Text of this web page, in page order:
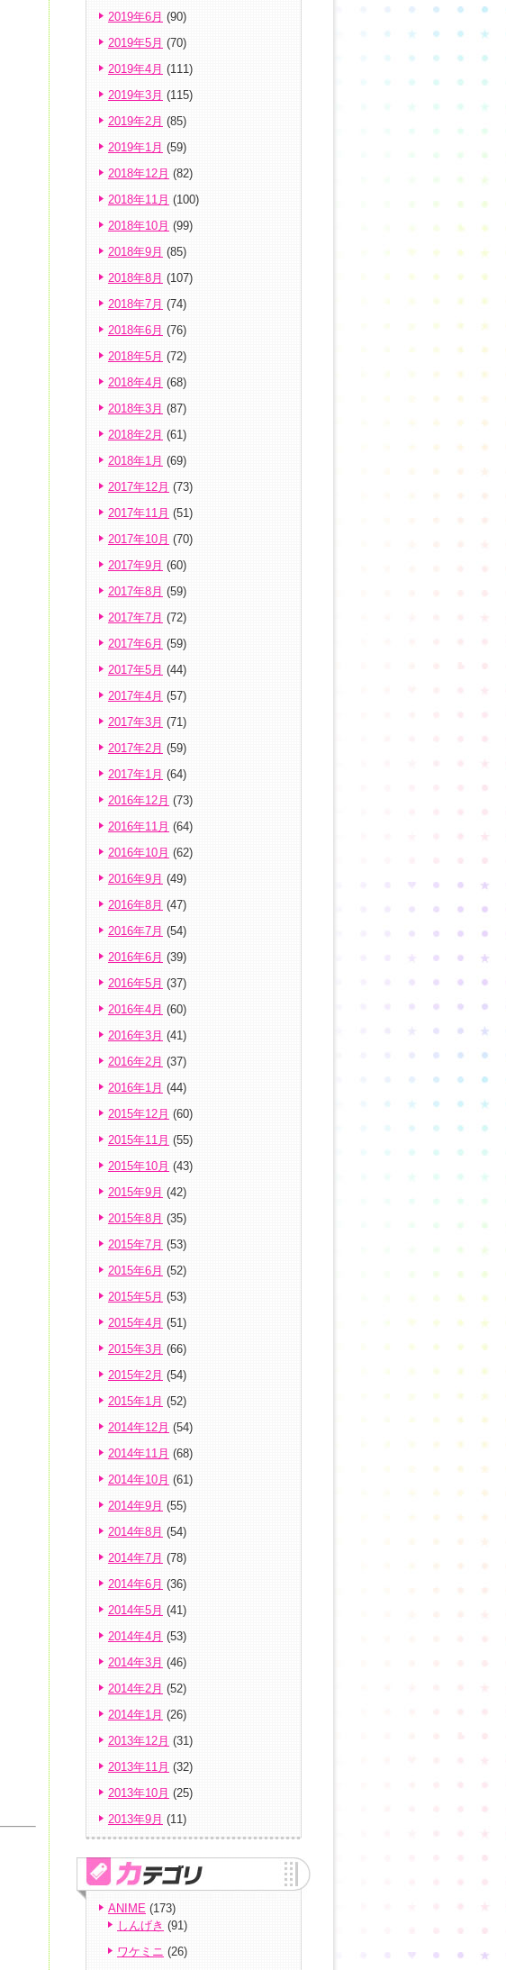
2019年6月 (90)
2019年5月 (70)
2019年4月 (111)
2019年3月 (115)
2019年2月 (85)
2019年1月 (59)
2018年12月 (82)
2018年11月 (100)
2018年10月 (99)
2018年9月 (85)
2018年8月 (107)
2018年7月 (74)
2018年6月 (76)
2018年5月 (72)
2018年4月 (68)
2018年3月 (87)
2018年2月 (61)
2018年1月 (69)
2017年12月 (73)
2017年11月 (51)
2017年10月 (70)
2017年9月 (60)
2017年8月 (59)
2017年7月 (72)
2017年6月 (59)
2017年5月 (44)
2017年4月 (57)
2017年3月 (71)
2017年2月 (59)
2017年1月 (64)
2016年12月 (73)
2016年11月 (64)
2016年10月 (62)
2016年9月 (49)
2016年8月 (47)
2016年7月 (54)
2016年6月 (39)
2016年5月 (37)
2016年4月 (60)
2016年3月 (41)
2016年2月 (37)
2016年1月 (44)
2015年12月 (60)
2015年11月 (55)
2015年10月 (43)
2015年9月 (42)
2015年8月 (35)
2015年7月 (53)
2015年6月 (52)
2015年5月 (53)
2015年4月 (51)
2015年3月 (66)
2015年2月 (54)
2015年1月 (52)
2014年12月 (54)
2014年11月 (68)
2014年10月 (61)
2014年9月 (55)
2014年8月 (54)
2014年7月 (78)
2014年6月 (36)
2014年5月 (41)
2014年4月 (53)
2014年3月 (46)
2014年2月 (52)
2014年1月 (26)
2013年12月 (31)
2013年11月 (32)
2013年10月 (25)
2013年9月 (11)
ANIME (173)
しんげき (91)
ワケミニ (26)